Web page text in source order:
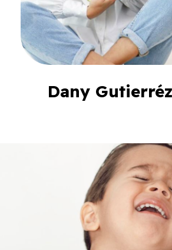
Dany Gutierréz